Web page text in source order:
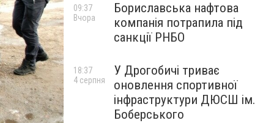
Бориславська нафтова
компанія потрапила під
санкції РНБО
09:37
Вчора
У Дрогобичі триває
оновлення спортивної
інфраструктури ДЮСШ ім.
Боберського
18:37
4 серпня